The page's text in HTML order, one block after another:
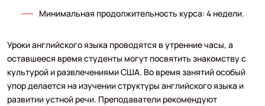
Минимальная продолжительность курса: 4 недели.
Уроки английского языка проводятся в утренние часы, а
оставшееся время студенты могут посвятить знакомству с
культурой и развлечениями США. Во время занятий особый
упор делается на изучении структуры английского языка и
развитии устной речи. Преподаватели рекомендуют